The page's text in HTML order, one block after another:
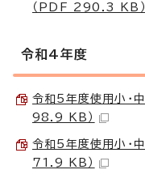
（PDF 290.3 KB）
令和4年度
令和5年度使用小・
98.9 KB）
令和5年度使用小・
71.9 KB）